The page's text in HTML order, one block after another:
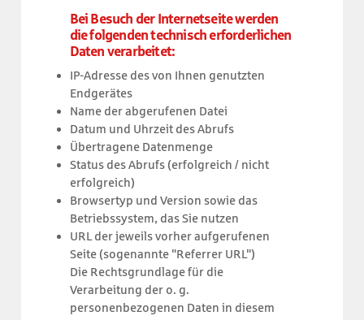
Bei Besuch der Internetseite werden
die folgenden technisch erforderlichen
Daten verarbeitet:
IP-Adresse des von Ihnen genutzten
Endgerätes
Name der abgerufenen Datei
Datum und Uhrzeit des Abrufs
Übertragene Datenmenge
Status des Abrufs (erfolgreich / nicht
erfolgreich)
Browsertyp und Version sowie das
Betriebssystem, das Sie nutzen
URL der jeweils vorher aufgerufenen
Seite (sogenannte "Referrer URL")
Die Rechtsgrundlage für die
Verarbeitung der o. g.
personenbezogenen Daten in diesem